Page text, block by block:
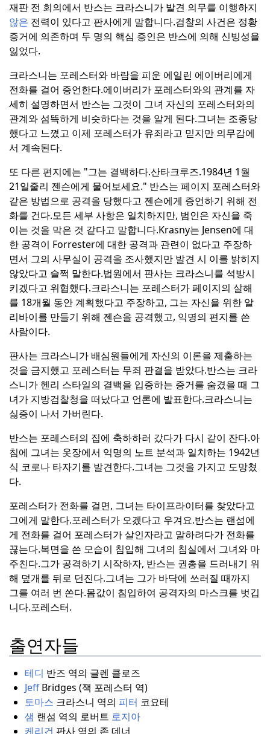
재판 전 회의에서 반스는 크라스니가 발견 의무를 이행하지
않은 전력이 있다고 판사에게 말합니다.검찰의 사건은 정황
증거에 의존하며 두 명의 핵심 증인은 반스에 의해 신빙성을
잃었다.
크라스니는 포레스터와 바람을 피운 에일린 에이버리에게
전화를 걸어 증언한다.에이버리가 포레스터와의 관계를 자
세히 설명하면서 반스는 그것이 그녀 자신의 포레스터와의
관계와 섬뜩하게 비슷하다는 것을 알게 된다.그녀는 조종당
했다고 느꼈고 이제 포레스터가 유죄라고 믿지만 의무감에
서 계속된다.
또 다른 편지에는 "그는 결백하다.산타크루즈.1984년 1월
21일줄리 젠슨에게 물어보세요." 반스는 페이지 포레스터와
같은 방법으로 공격을 당했다고 젠슨에게 증언하기 위해 전
화를 건다.모든 세부 사항은 일치하지만, 범인은 자신을 죽
이는 것을 막은 것 같다고 말합니다.Krasny는 Jensen에 대
한 공격이 Forrester에 대한 공격과 관련이 없다고 주장하
면서 그의 사무실이 공격을 조사했지만 발견 시 이를 밝히지
않았다고 슬쩍 말한다.법원에서 판사는 크라스니를 석방시
키겠다고 위협했다.크라스니는 포레스터가 페이지의 살해
를 18개월 동안 계획했다고 주장하고, 그는 자신을 위한 알
리바이를 만들기 위해 젠슨을 공격했고, 익명의 편지를 쓴
사람이다.
판사는 크라스니가 배심원들에게 자신의 이론을 제출하는
것을 금지했고 포레스터는 무죄 판결을 받았다.반스는 크라
스니가 헨리 스타일의 결백을 입증하는 증거를 숨겼을 때 그
녀가 지방검찰청을 떠났다고 언론에 발표한다.크라스니는
싫증이 나서 가버린다.
반스는 포레스터의 집에 축하하러 갔다가 다시 같이 잔다.아
침에 그녀는 옷장에서 익명의 노트 분석과 일치하는 1942년
식 코로나 타자기를 발견한다.그녀는 그것을 가지고 도망쳤
다.
포레스터가 전화를 걸면, 그녀는 타이프라이터를 찾았다고
그에게 말한다.포레스터가 오겠다고 우겨요.반스는 랜섬에
게 전화를 걸어 포레스터가 살인자라고 말하려다가 전화를
끊는다.복면을 쓴 모습이 침입해 그녀의 침실에서 그녀와 마
주친다.그가 공격하기 시작하자, 반스는 권총을 드러내기 위
해 덮개를 뒤로 던진다.그녀는 그가 바닥에 쓰러질 때까지
그를 여러 번 쏜다.몸값이 침입하여 공격자의 마스크를 벗깁
니다.포레스터.
출연자들
테디 반즈 역의 글렌 클로즈
JeffBridges (잭 포레스터 역)
토마스 크라스니 역의 피터 코요테
샘 랜섬 역의 로버트 로지아
케리건 판사 역의 존 데너